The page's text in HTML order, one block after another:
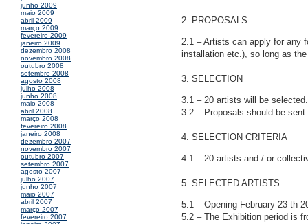
junho 2009
maio 2009
abril 2009
março 2009
fevereiro 2009
janeiro 2009
dezembro 2008
novembro 2008
outubro 2008
setembro 2008
agosto 2008
julho 2008
junho 2008
maio 2008
abril 2008
março 2008
fevereiro 2008
janeiro 2008
dezembro 2007
novembro 2007
outubro 2007
setembro 2007
agosto 2007
julho 2007
junho 2007
maio 2007
abril 2007
março 2007
fevereiro 2007
2. PROPOSALS
2.1 – Artists can apply for any
installation etc.), so long as
3. SELECTION
3.1 – 20 artists will be
3.2 – Proposals should be
4. SELECTION CRITERIA
4.1 – 20 artists and / or
5. SELECTED ARTISTS
5.1 – Opening February 23 th
5.2 – The Exhibition period is